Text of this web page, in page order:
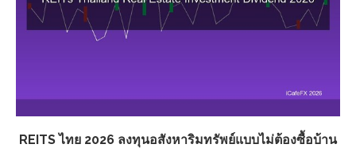
REITS ไทย 2026 ลงทุนอสังหาริมทรัพย์แบบไม่ต้องซื้อบ้าน